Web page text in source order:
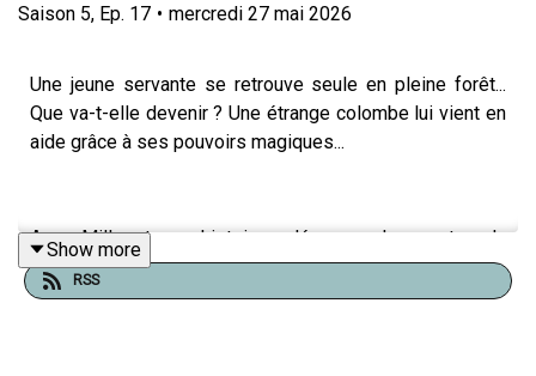
Saison 5, Ep. 17 • mercredi 27 mai 2026
Une jeune servante se retrouve seule en pleine forêt...
Que va-t-elle devenir ? Une étrange colombe lui vient en
aide grâce à ses pouvoirs magiques...
Avec Mille et une histoires, découvre des contes du
monde entier. Et si cette histoire t'a plu, découvre le
magazine Mille et une histoire, pour s'émerveiller chaque
Show more
RSS